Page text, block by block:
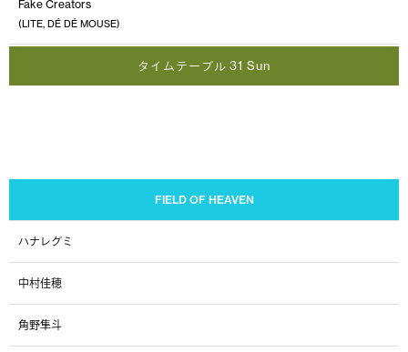
Fake Creators
(LITE, DÉ DÉ MOUSE)
タイムテーブル 31 Sun
FIELD OF HEAVEN
ハナレグミ
中村佳穂
角野隼斗